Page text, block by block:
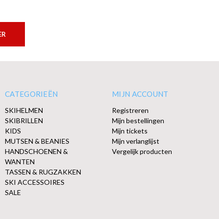
CATEGORIEËN
SKIHELMEN
SKIBRILLEN
KIDS
MUTSEN & BEANIES
HANDSCHOENEN &
WANTEN
TASSEN & RUGZAKKEN
SKI ACCESSOIRES
SALE
MIJN ACCOUNT
Registreren
Mijn bestellingen
Mijn tickets
Mijn verlanglijst
Vergelijk producten